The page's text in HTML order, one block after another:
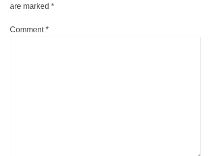
are marked *
Comment*